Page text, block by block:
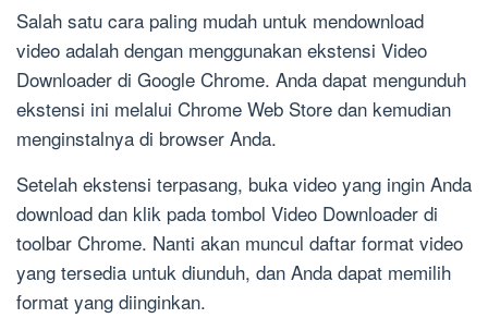
Salah satu cara paling mudah untuk mendownload
video adalah dengan menggunakan ekstensi Video
Downloader di Google Chrome. Anda dapat mengunduh
ekstensi ini melalui Chrome Web Store dan kemudian
menginstalnya di browser Anda.
Setelah ekstensi terpasang, buka video yang ingin Anda
download dan klik pada tombol Video Downloader di
toolbar Chrome. Nanti akan muncul daftar format video
yang tersedia untuk diunduh, dan Anda dapat memilih
format yang diinginkan.